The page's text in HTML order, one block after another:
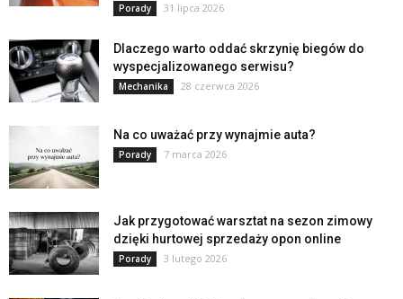
Porady 31 lipca 2026
Dlaczego warto oddać skrzynię biegów do
wyspecjalizowanego serwisu?
Mechanika 28 czerwca 2026
Na co uważać przy wynajmie auta?
Porady 7 marca 2026
Jak przygotować warsztat na sezon zimowy
dzięki hurtowej sprzedaży opon online
Porady 3 lutego 2026